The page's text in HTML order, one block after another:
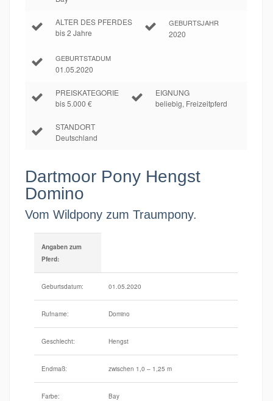
ALTER DES PFERDES
bis 2 Jahre
GEBURTSJAHR
2020
GEBURTSTADUM
01.05.2020
PREISKATEGORIE
bis 5.000 €
EIGNUNG
beliebig, Freizeitpferd
STANDORT
Deutschland
Dartmoor Pony Hengst
Domino
Vom Wildpony zum Traumpony.
Angaben zum
Pferd:
Geburtsdatum: 01.05.2020
Rufname: Domino
Geschlecht: Hengst
Endmaß: zwischen 1,0 – 1,25 m
Farbe: Bay